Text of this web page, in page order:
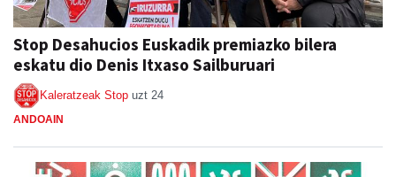
Stop Desahucios Euskadik premiazko bilera
eskatu dio Denis Itxaso Sailburuari
Kaleratzeak Stop uzt 24
ANDOAIN